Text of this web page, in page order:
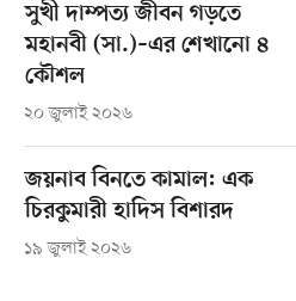
সুখী দাম্পত্য জীবন গড়তে
মহানবী (সা.)–এর শেখানো ৪
কৌশল
২০ জুলাই ২০২৬
জয়নাব বিনতে কামাল: এক
চিরকুমারী হাদিস বিশারদ
১৯ জুলাই ২০২৬